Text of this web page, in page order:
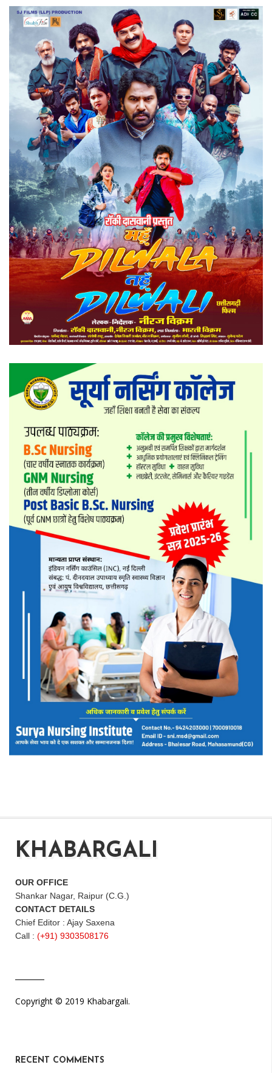
KHABARGALI
OUR OFFICE
Shankar Nagar, Raipur (C.G.)
CONTACT DETAILS
Chief Editor : Ajay Saxena
Call : (+91) 9303508176
Copyright © 2019 Khabargali.
RECENT COMMENTS